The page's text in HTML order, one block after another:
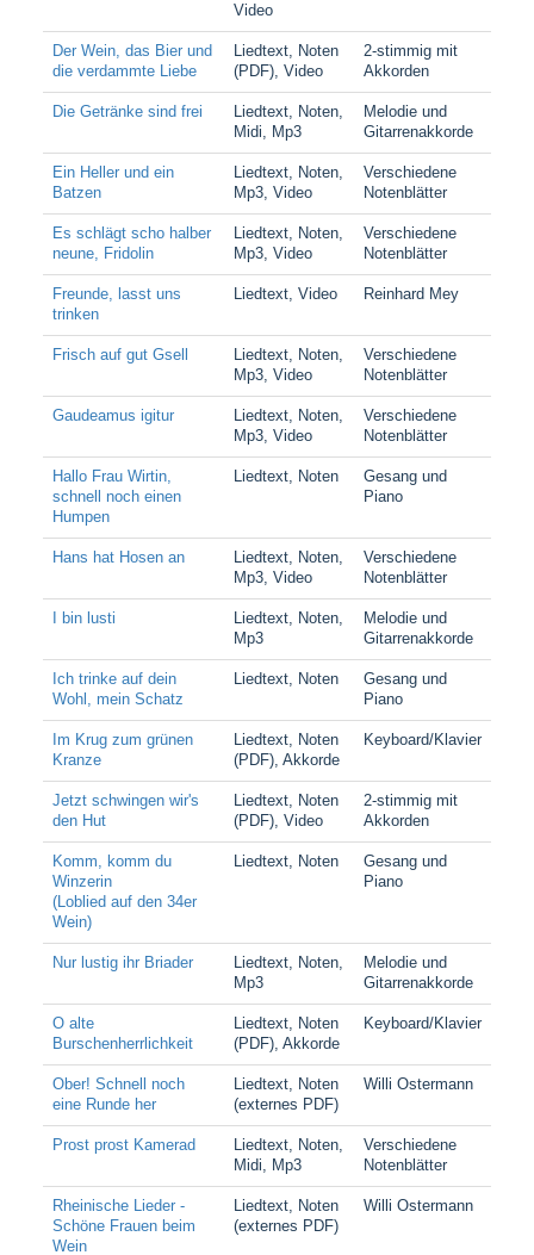
Video
Der Wein, das Bier und
die verdammte Liebe
Liedtext, Noten
(PDF), Video
2-stimmig mit
Akkorden
Die Getränke sind frei
Liedtext, Noten,
Midi, Mp3
Melodie und
Gitarrenakkorde
Ein Heller und ein
Batzen
Liedtext, Noten,
Mp3, Video
Verschiedene
Notenblätter
Es schlägt scho halber
neune, Fridolin
Liedtext, Noten,
Mp3, Video
Verschiedene
Notenblätter
Freunde, lasst uns
trinken
Liedtext, Video Reinhard Mey
Frisch auf gut Gsell
Liedtext, Noten,
Mp3, Video
Verschiedene
Notenblätter
Gaudeamus igitur
Liedtext, Noten,
Mp3, Video
Verschiedene
Notenblätter
Hallo Frau Wirtin,
schnell noch einen
Humpen
Liedtext, Noten
Gesang und
Piano
Hans hat Hosen an
Liedtext, Noten,
Mp3, Video
Verschiedene
Notenblätter
I bin lusti
Liedtext, Noten,
Mp3
Melodie und
Gitarrenakkorde
Ich trinke auf dein
Wohl, mein Schatz
Liedtext, Noten
Gesang und
Piano
Im Krug zum grünen
Kranze
Liedtext, Noten
(PDF), Akkorde
Keyboard/Klavier
Jetzt schwingen wir's
den Hut
Liedtext, Noten
(PDF), Video
2-stimmig mit
Akkorden
Komm, komm du
Winzerin
(Loblied auf den 34er
Wein)
Liedtext, Noten
Gesang und
Piano
Nur lustig ihr Briader
Liedtext, Noten,
Mp3
Melodie und
Gitarrenakkorde
O alte
Burschenherrlichkeit
Liedtext, Noten
(PDF), Akkorde
Keyboard/Klavier
Ober! Schnell noch
eine Runde her
Liedtext, Noten
(externes PDF)
Willi Ostermann
Prost prost Kamerad
Liedtext, Noten,
Midi, Mp3
Verschiedene
Notenblätter
Rheinische Lieder -
Schöne Frauen beim
Wein
Liedtext, Noten
(externes PDF)
Willi Ostermann